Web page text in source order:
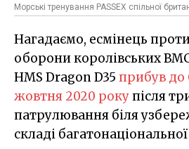
Морські тренування PASSEX спільної
Нагадаємо, есмінець
оборони королівських
HMS Dragon D35 прибув до
жовтня 2020 рокупісля
патрулювання біля
складі